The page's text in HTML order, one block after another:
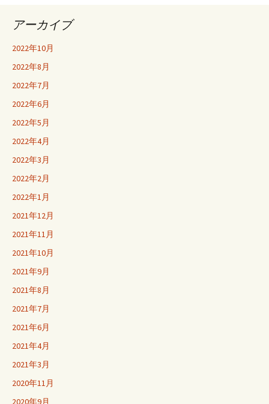
ー
シ
ョ
ン
アーカイブ
2022年10月
2022年8月
2022年7月
2022年6月
2022年5月
2022年4月
2022年3月
2022年2月
2022年1月
2021年12月
2021年11月
2021年10月
2021年9月
2021年8月
2021年7月
2021年6月
2021年4月
2021年3月
2020年11月
2020年9月